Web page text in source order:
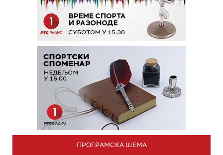
ПРОГРАМСКА ШЕМА